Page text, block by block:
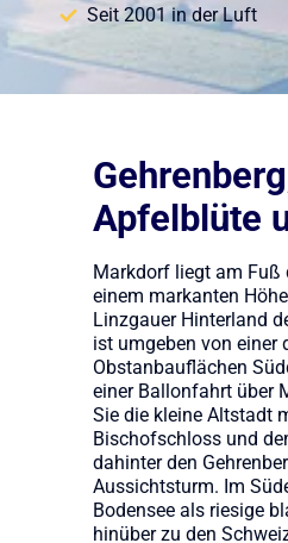
Seit 2001 in der Luft
Apfelblüte
Markdorf liegt am Fuß
einem markanten
Linzgauer Hinterland
ist umgeben von einer
Obstanbauflächen
einer Ballonfahrt über
Sie die kleine Altstadt
Bischofschloss und
dahinter den
Aussichtsturm. Im
Bodensee als riesige
hinüber zu den